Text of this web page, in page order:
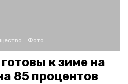
Фото:
к зиме на
85 процентов